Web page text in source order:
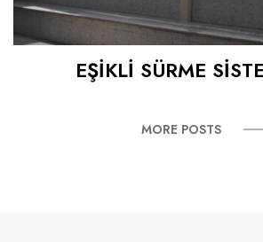
EŞİKLİ SÜRME
MORE POSTS